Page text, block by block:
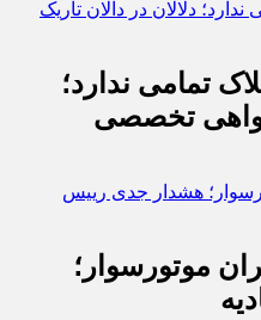
تمامی ندارد؛
گواهی تخصصی
موتورسوار؛